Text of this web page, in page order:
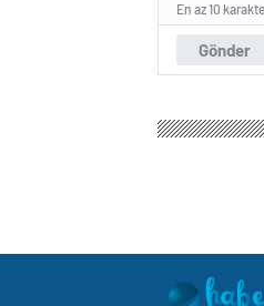
Gönder
En az 10